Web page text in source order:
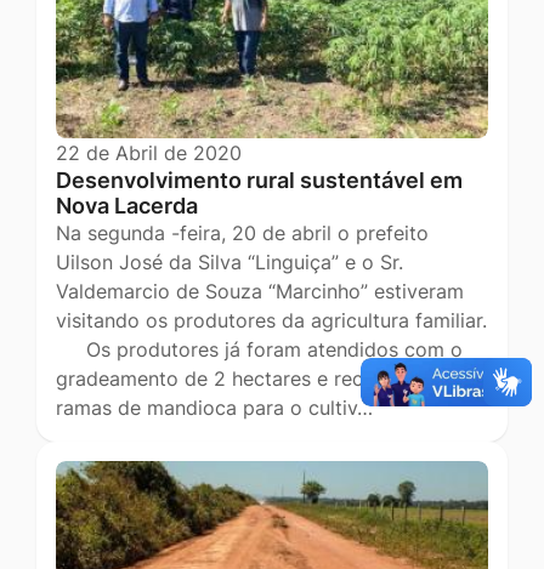
22 de Abril de 2020
Desenvolvimento rural sustentável em
Nova Lacerda
Na segunda -feira, 20 de abril o prefeito
Uilson José da Silva “Linguiça” e o Sr.
Valdemarcio de Souza “Marcinho” estiveram
visitando os produtores da agricultura familiar.
Os produtores já foram atendidos com o
gradeamento de 2 hectares e receberam
ramas de mandioca para o cultiv…